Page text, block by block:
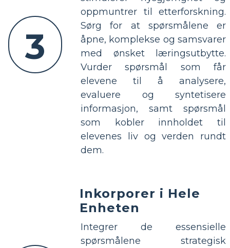
3
oppmuntrer til etterforskning.
Sørg for at spørsmålene er
åpne, komplekse og samsvarer
med ønsket læringsutbytte.
Vurder spørsmål som får
elevene til å analysere,
evaluere og syntetisere
informasjon, samt spørsmål
som kobler innholdet til
elevenes liv og verden rundt
dem.
Inkorporer i Hele
Enheten
Integrer de essensielle
spørsmålene strategisk